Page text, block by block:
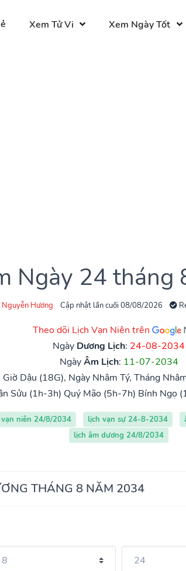
Xem Tử Vi Xem Ngày Tốt
Ngày 24 tháng
Nguyễn Hương Cập nhật lần cuối 08/08/2026
Theo dõi Lịch Vạn Niên trên
Ngày Dương Lịch: 24-08-2034
NgàyÂm Lịch: 11-07-2034
Dậu (18G), Ngày Nhâm Tý, Tháng
Sửu (1h-3h) Quý Mão (5h-7h) Bính Ngọ
niên 24/8/2034 lịch vạn sự 24-8-2034
lịch âm dương 24/8/2034
THÁNG 8 NĂM 2034